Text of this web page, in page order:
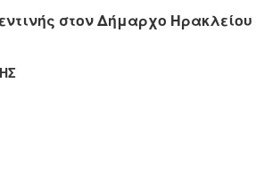
στον Δήμαρχο